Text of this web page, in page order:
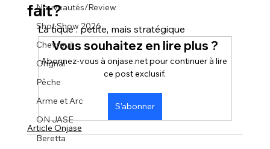
Nouveautés/Review
Shot Show 2026
Chevreuil
Orignal
Pêche
Arme et Arc
ON JASE
Beretta
fait?
La tique : petite, mais stratégique
Vous souhaitez en lire plus ?
Abonnez-vous à onjase.net pour continuer à lire
ce post exclusif.
S'abonner
Article Onjase